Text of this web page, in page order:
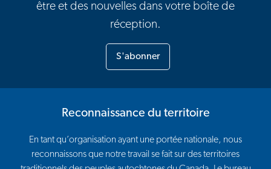
être et des nouvelles dans votre boîte de
réception.
S'abonner
Reconnaissance du territoire
En tant qu’organisation ayant une portée nationale, nous
reconnaissons que notre travail se fait sur des territoires